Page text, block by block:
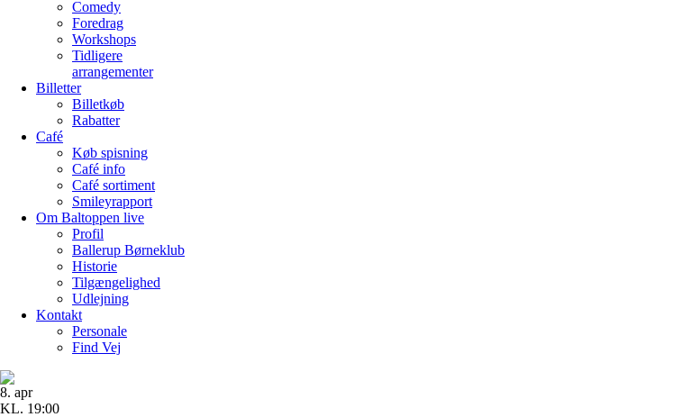
Comedy
Foredrag
Workshops
Tidligere
arrangementer
Billetter
Billetkøb
Rabatter
Café
Køb spisning
Café info
Café sortiment
Smileyrapport
Om Baltoppen live
Profil
Ballerup Børneklub
Historie
Tilgængelighed
Udlejning
Kontakt
Personale
Find Vej
8. apr
KL. 19:00